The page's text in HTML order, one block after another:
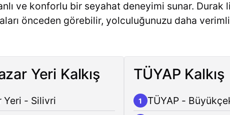
ve konforlu bir seyahat deneyimi sunar. Durak
önceden görebilir, yolculuğunuzu daha
Yeri Kalkış
Yeri - Silivri
TÜYAP Kalkış
1
TÜYAP -